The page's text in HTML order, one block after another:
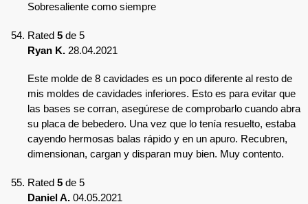
Sobresaliente como siempre
Rated 5 de 5
Ryan K. 28.04.2021
Este molde de 8 cavidades es un poco diferente al resto de
mis moldes de cavidades inferiores. Esto es para evitar que
las bases se corran, asegúrese de comprobarlo cuando abra
su placa de bebedero. Una vez que lo tenía resuelto, estaba
cayendo hermosas balas rápido y en un apuro. Recubren,
dimensionan, cargan y disparan muy bien. Muy contento.
Rated 5 de 5
Daniel A. 04.05.2021